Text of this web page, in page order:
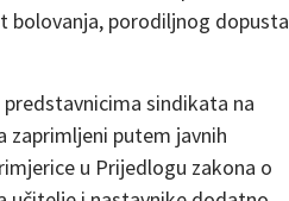
bolovanja, porodiljnog dopusta
sindikata na
zaprimljeni putem javnih
u Prijedlogu zakona o